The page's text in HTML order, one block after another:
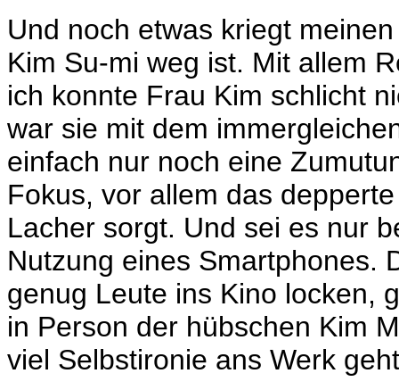
Und noch etwas kriegt
Kim Su-mi weg ist. Mit allem
ich konnte Frau Kim schlicht
war sie mit dem
einfach nur noch eine
Fokus, vor allem das
Lacher sorgt. Und sei es nur
Nutzung eines Smartphones.
genug Leute ins Kino locken,
in Person der hübschen Kim
viel Selbstironie ans Werk